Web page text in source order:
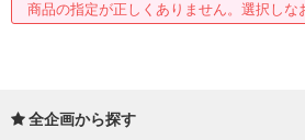
商品の指定が正しくありません。選択しな
全企画から探す